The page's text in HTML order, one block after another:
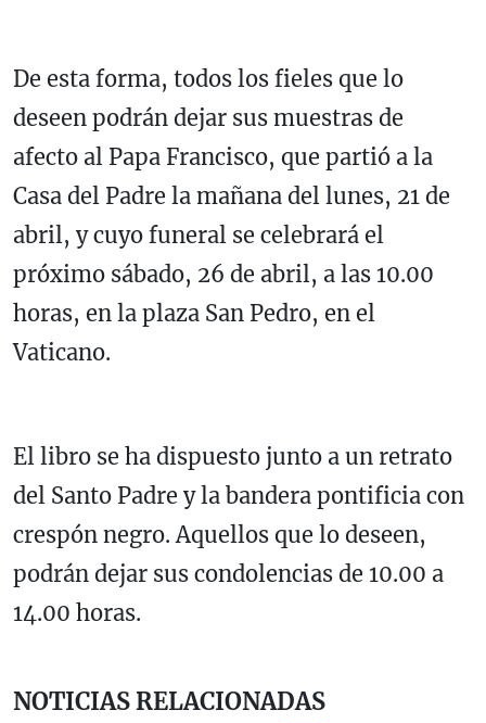
De esta forma, todos los fieles que lo
deseen podrán dejar sus muestras de
afecto al Papa Francisco, que partió a la
Casa del Padre la mañana del lunes, 21 de
abril, y cuyo funeral se celebrará el
próximo sábado, 26 de abril, a las 10.00
horas, en la plaza San Pedro, en el
Vaticano.
El libro se ha dispuesto junto a un retrato
del Santo Padre y la bandera pontificia con
crespón negro. Aquellos que lo deseen,
podrán dejar sus condolencias de 10.00 a
14.00 horas.
NOTICIAS RELACIONADAS